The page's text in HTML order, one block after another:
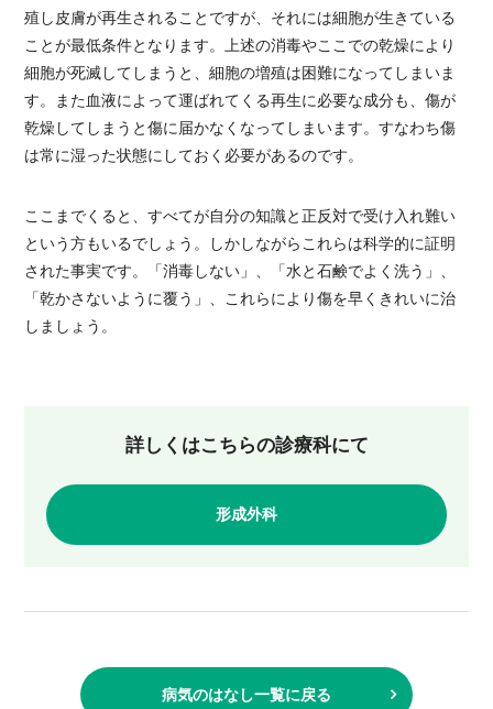
殖し皮膚が再生されることですが、それには細胞が生きている
ことが最低条件となります。上述の消毒やここでの乾燥により
細胞が死滅してしまうと、細胞の増殖は困難になってしまいま
す。また血液によって運ばれてくる再生に必要な成分も、傷が
乾燥してしまうと傷に届かなくなってしまいます。すなわち傷
は常に湿った状態にしておく必要があるのです。
ここまでくると、すべてが自分の知識と正反対で受け入れ難い
という方もいるでしょう。しかしながらこれらは科学的に証明
された事実です。「消毒しない」、「水と石鹸でよく洗う」、
「乾かさないように覆う」、これらにより傷を早くきれいに治
しましょう。
詳しくはこちらの診療科にて
形成外科
病気のはなし一覧に戻る